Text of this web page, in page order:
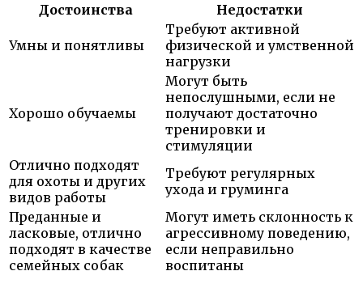
Достоинства
Недостатки
Умны и понятливы
Требуют активной
физической и умственной
нагрузки
Хорошо обучаемы
Могут быть
непослушными, если не
получают достаточно
тренировки и
стимуляции
Отлично подходят
для охоты и других
видов работы
Требуют регулярных
ухода и груминга
Преданные и
ласковые, отлично
подходят в качестве
семейных собак
Могут иметь склонность к
агрессивному поведению,
если неправильно
воспитаны